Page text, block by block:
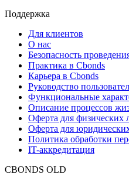
Поддержка
Для клиентов
О нас
Безопасность
Практика в Cbonds
Карьера в Cbonds
Руководство
Функциональные
Описание процессов
Оферта для физических
Оферта для
Политика обработки
IT-аккредитация
CBONDS OLD